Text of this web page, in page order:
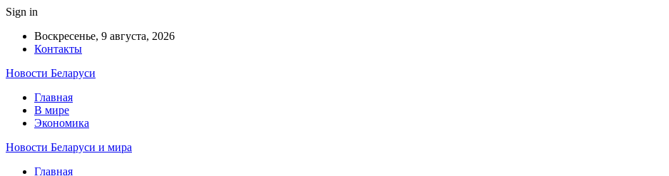
Sign in
Воскресенье, 9 августа, 2026
Контакты
Новости Беларуси
Главная
В мире
Экономика
Новости Беларуси и мира
Главная